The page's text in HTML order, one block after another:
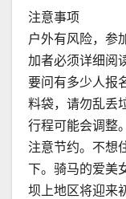
注意事项
户外有风险，参
加者必须详细阅
要问有多少人报
料袋，请勿乱丢
行程可能会调整
注意节约。不想
下。骑马的爱美
坝上地区将迎来